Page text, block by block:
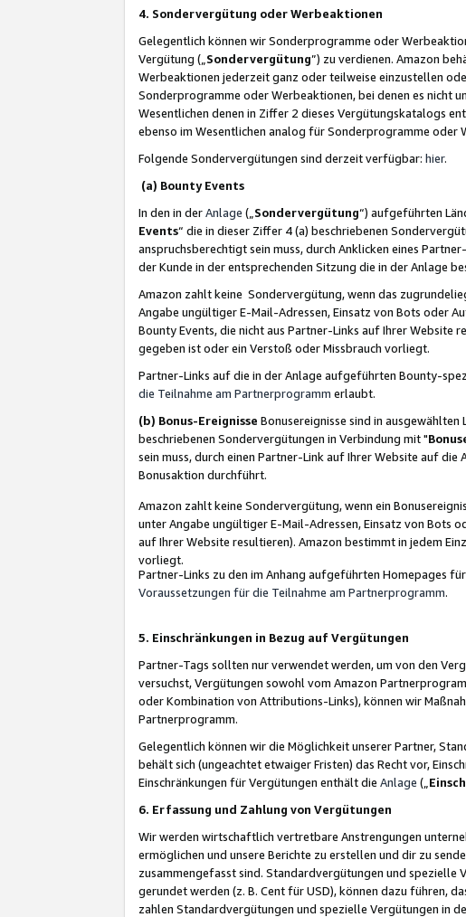
4. Sondervergütung oder Werbeaktionen
Gelegentlich können wir Sonderprogramme oder
Vergütung („ Sondervergütung”) zu verdienen. Amazon
Werbeaktionen jederzeit ganz oder teilweise einzustellen
Sonderprogramme oder Werbeaktionen, bei denen es nicht
Wesentlichen denen in Ziffer 2 dieses Vergütungskatalogs
ebenso im Wesentlichen analog für Sonderprogramme oder
Folgende Sondervergütungen sind derzeit verfügbar: hier.
(a) Bounty Events
In den in derAnlage („ Sondervergütung“) aufgeführten
Events“ die in dieser Ziffer 4 (a) beschriebenen
anspruchsberechtigt sein muss, durch Anklicken eines
der Kunde in der entsprechenden Sitzung die in der Anlage
Amazon zahlt keine Sondervergütung, wenn das
Angabe ungültiger E-Mail-Adressen, Einsatz von Bots oder
Bounty Events, die nicht aus Partner-Links auf Ihrer Website
gegeben ist oder ein Verstoß oder Missbrauch vorliegt.
Partner-Links auf die in der Anlage aufgeführten Bounty-
die Teilnahme am Partnerprogramm erlaubt.
(b) Bonus-Ereignisse Bonusereignisse sind in ausgewählten
beschriebenen Sondervergütungen in Verbindung mit "
sein muss, durch einen Partner-Link auf Ihrer Website auf
Bonusaktion durchführt.
Amazon zahlt keine Sondervergütung, wenn ein
unter Angabe ungültiger E-Mail-Adressen, Einsatz von Bots
auf Ihrer Website resultieren). Amazon bestimmt in jedem
vorliegt.
Partner-Links zu den im Anhang aufgeführten Homepages
Voraussetzungen für die Teilnahme am Partnerprogramm.
5. Einschränkungen in Bezug auf Vergütungen
Partner-Tags sollten nur verwendet werden, um von den
versuchst, Vergütungen sowohl vom Amazon
oder Kombination von Attributions-Links), können wir
Partnerprogramm.
Gelegentlich können wir die Möglichkeit unserer Partner,
behält sich (ungeachtet etwaiger Fristen) das Recht vor,
Einschränkungen für Vergütungen enthält die Anlage („
6. Erfassung und Zahlung von Vergütungen
Wir werden wirtschaftlich vertretbare Anstrengungen
ermöglichen und unsere Berichte zu erstellen und dir zu
zusammengefasst sind. Standardvergütungen und spezielle
gerundet werden (z. B. Cent für USD), können dazu führen,
zahlen Standardvergütungen und spezielle Vergütungen in